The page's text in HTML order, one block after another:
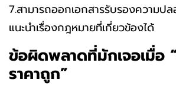
7.สามารถออกเอกสารรับรองความป
แนะนำเรื่องกฎหมายที่เกี่ยวข้องได้
ข้อผิดพลาดที่มักเจอเมื่อ
ราคาถูก”